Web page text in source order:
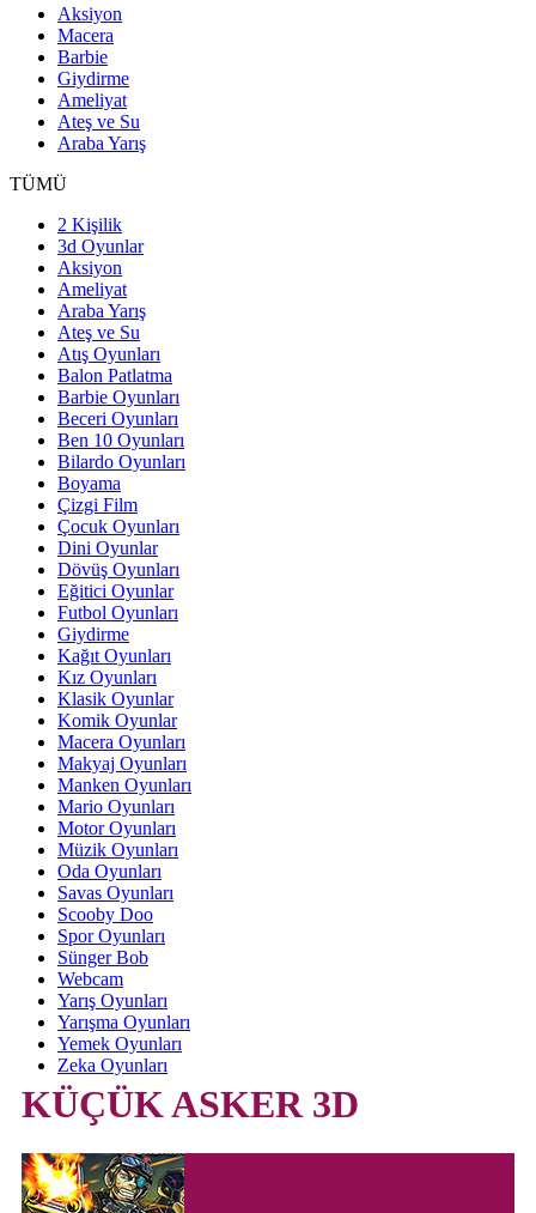
Aksiyon
Macera
Barbie
Giydirme
Ameliyat
Ateş ve Su
Araba Yarış
TÜMÜ
2 Kişilik
3d Oyunlar
Aksiyon
Ameliyat
Araba Yarış
Ateş ve Su
Atış Oyunları
Balon Patlatma
Barbie Oyunları
Beceri Oyunları
Ben 10 Oyunları
Bilardo Oyunları
Boyama
Çizgi Film
Çocuk Oyunları
Dini Oyunlar
Dövüş Oyunları
Eğitici Oyunlar
Futbol Oyunları
Giydirme
Kağıt Oyunları
Kız Oyunları
Klasik Oyunlar
Komik Oyunlar
Macera Oyunları
Makyaj Oyunları
Manken Oyunları
Mario Oyunları
Motor Oyunları
Müzik Oyunları
Oda Oyunları
Savas Oyunları
Scooby Doo
Spor Oyunları
Sünger Bob
Webcam
Yarış Oyunları
Yarışma Oyunları
Yemek Oyunları
Zeka Oyunları
KÜÇÜK ASKER 3D